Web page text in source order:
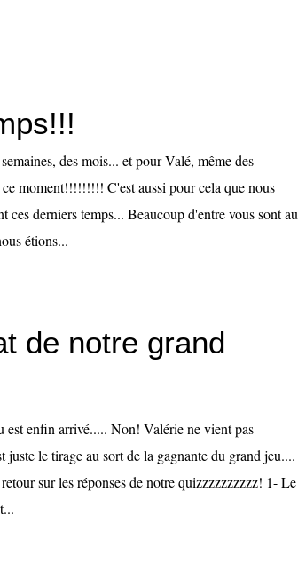
des mois... et pour Valé, même des
moment!!!!!!!!! C'est aussi pour cela que nous
ces derniers temps... Beaucoup d'entre vous sont au
étions...
de notre grand
est enfin arrivé..... Non! Valérie ne vient pas
le tirage au sort de la gagnante du grand jeu....
sur les réponses de notre quizzzzzzzzzz! 1- Le